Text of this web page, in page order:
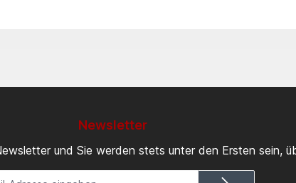
Newsletter
und Sie werden stets unter den Ersten sein,